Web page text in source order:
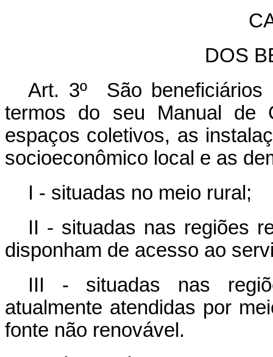
DOS
Art. 3º São beneficiários
termos do seu Manual de
espaços coletivos, as
socioeconômico local e as
I - situadas no meio rural;
II - situadas nas regiões
disponham de acesso ao
III - situadas nas
atualmente atendidas por
fonte não renovável.